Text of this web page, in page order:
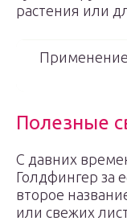
растения или
Полезные
С давних
Голдфингер за
второе
или свежих